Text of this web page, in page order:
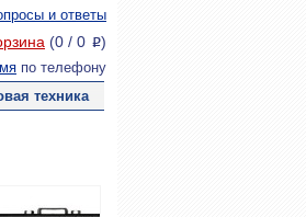
и ответы
(0 / 0 P)
по телефону
техника